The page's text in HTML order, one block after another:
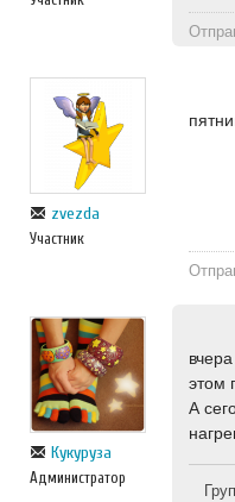
zvezda
Участник
Кукуруза
Администратор
этом
А